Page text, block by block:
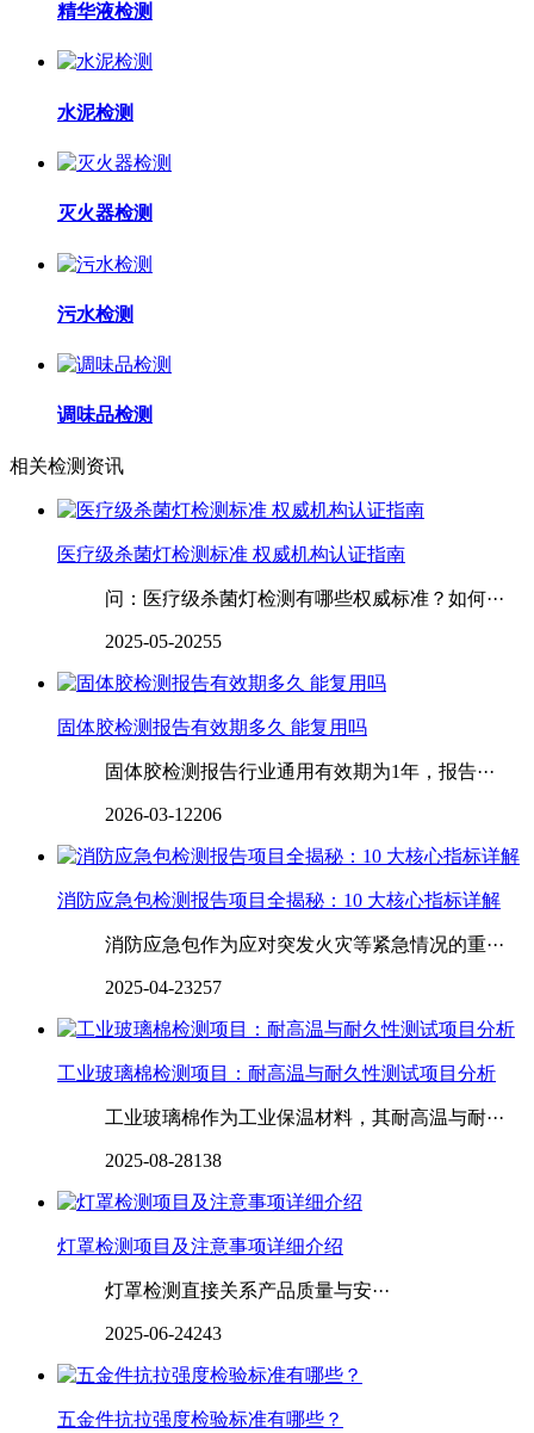
精华液检测
水泥检测
灭火器检测
污水检测
调味品检测
相关检测资讯
医疗级杀菌灯检测标准 权威机构认证指南
问：医疗级杀菌灯检测有哪些权威标准？如何···
2025-05-20255
固体胶检测报告有效期多久 能复用吗
固体胶检测报告行业通用有效期为1年，报告···
2026-03-12206
‌‌消防应急包检测报告项目全揭秘：10 大核心指标详解
消防应急包作为应对突发火灾等紧急情况的重···
2025-04-23257
工业玻璃棉检测项目：耐高温与耐久性测试项目分析
工业玻璃棉作为工业保温材料，其耐高温与耐···
2025-08-28138
灯罩检测项目及注意事项详细介绍
‌‌‌‌‌‌灯罩检测直接关系产品质量与安···
2025-06-24243
五金件抗拉强度检验标准有哪些？